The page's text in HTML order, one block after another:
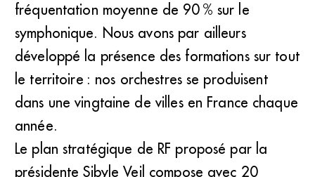
fréquentation moyenne de 90 % sur le
symphonique. Nous avons par ailleurs
développé la présence des formations sur tout
le territoire : nos orchestres se produisent
dans une vingtaine de villes en France chaque
année.
Le plan stratégique de RF proposé par la
présidente Sibyle Veil compose avec 20